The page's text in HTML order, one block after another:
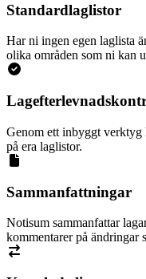
Standardlaglistor
Har ni ingen egen laglista
olika områden som ni kan
Genom ett inbyggt
på era laglistor.
Sammanfattningar
Notisum sammanfattar
kommentarer på ändringar